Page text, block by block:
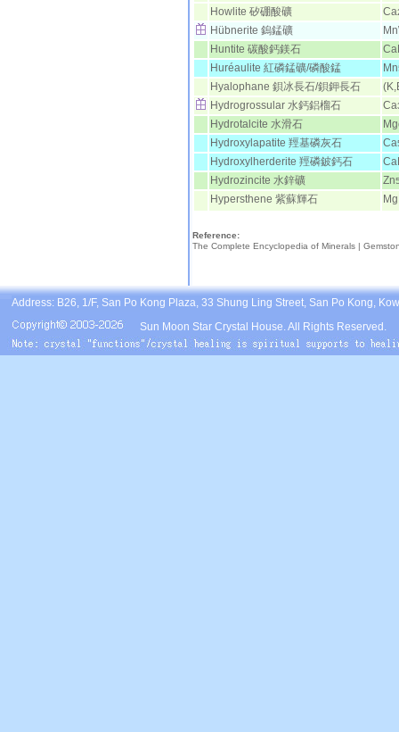
Howlite 矽硼酸礦
Ca
Hübnerite 鎢錳礦
Huntite 碳酸鈣鎂石
Huréaulite 紅磷錳礦/磷酸錳
Mn
Hyalophane 鋇冰長石/鋇鉀長石
Hydrogrossular 水鈣鋁榴石
Ca
Hydrotalcite 水滑石 Mg
Hydroxylapatite 羥基磷灰石 Ca
Hydroxylherderite 羥磷鈹鈣石
Hydrozincite 水鋅礦
Zn
Hypersthene 紫蘇輝石
Reference:
The Complete Encyclopedia of Minerals |
Address: B26, 1/F, San Po Kong Plaza, 33 Shung Ling Street, San Po Kong,
Sun Moon Star Crystal House. All Rights Reserved.